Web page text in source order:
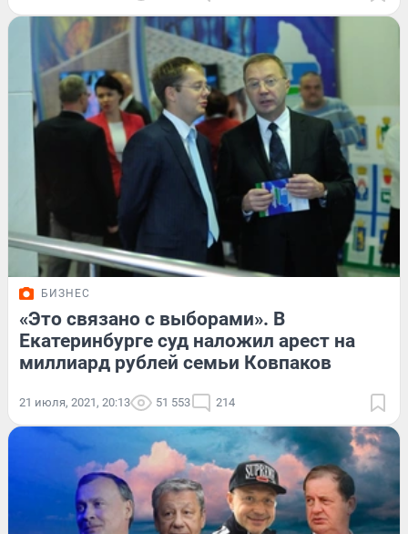
БИЗНЕС
«Это связано с выборами». В
Екатеринбурге суд наложил арест на
миллиард рублей семьи Ковпаков
21 июля, 2021, 20:13 51 553 214